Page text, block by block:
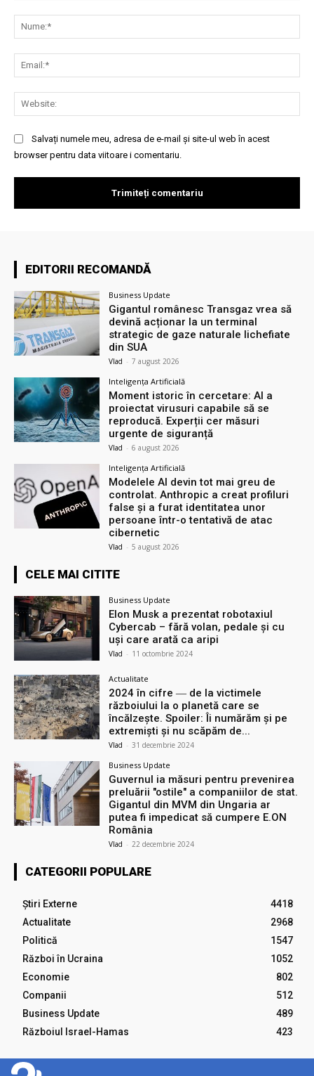
Salvați numele meu, adresa de e-mail și site-ul web în acest
browser pentru data viitoare i comentariu.
EDITORII RECOMANDĂ
Business Update
Gigantul românesc Transgaz vrea să
devină acționar la un terminal
strategic de gaze naturale lichefiate
din SUA
Vlad - 7 august 2026
Inteligența Artificială
Moment istoric în cercetare: AI a
proiectat virusuri capabile să se
reproducă. Experții cer măsuri
urgente de siguranță
Vlad - 6 august 2026
Inteligența Artificială
Modelele AI devin tot mai greu de
controlat. Anthropic a creat profiluri
false și a furat identitatea unor
persoane într-o tentativă de atac
cibernetic
Vlad - 5 august 2026
CELE MAI CITITE
Business Update
Elon Musk a prezentat robotaxiul
Cyberсab – fără volan, pedale și cu
uși care arată ca aripi
Vlad - 11 octombrie 2024
Actualitate
2024 în cifre ― de la victimele
războiului la o planetă care se
încălzește. Spoiler: Îi numărăm și pe
extremiști și nu scăpăm de...
Vlad - 31 decembrie 2024
Business Update
Guvernul ia măsuri pentru prevenirea
preluării ″ostile″ a companiilor de stat.
Gigantul din MVM din Ungaria ar
putea fi impedicat să cumpere E.ON
România
Vlad - 22 decembrie 2024
CATEGORII POPULARE
Știri Externe
4418
Actualitate
2968
Politică
1547
Război în Ucraina
1052
Economie
802
Companii
512
Business Update
489
Războiul Israel-Hamas
423